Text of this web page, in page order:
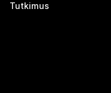
Tutkimus